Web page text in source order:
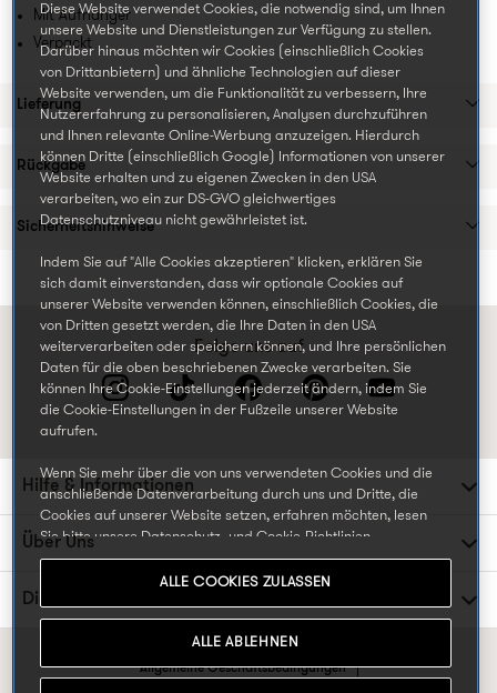
Mit Aufhänger
Verpackt
Lieferung
Rückgabe
Sicherheitshinweise
Folge uns auf
Hilfe & Informationen
Über Uns
Die TK Maxx Familie
Allgemeine Geschäftsbedingungen
Diese Website verwendet Cookies, die notwendig sind, um Ihnen
unsere Website und Dienstleistungen zur Verfügung zu stellen.
Darüber hinaus möchten wir Cookies (einschließlich Cookies
von Drittanbietern) und ähnliche Technologien auf dieser
Website verwenden, um die Funktionalität zu verbessern, Ihre
Nutzererfahrung zu personalisieren, Analysen durchzuführen
und Ihnen relevante Online-Werbung anzuzeigen. Hierdurch
können Dritte (einschließlich Google) Informationen von unserer
Website erhalten und zu eigenen Zwecken in den USA
verarbeiten, wo ein zur DS-GVO gleichwertiges
Datenschutzniveau nicht gewährleistet ist.
Indem Sie auf "Alle Cookies akzeptieren" klicken, erklären Sie
sich damit einverstanden, dass wir optionale Cookies auf
unserer Website verwenden können, einschließlich Cookies, die
von Dritten gesetzt werden, die Ihre Daten in den USA
weiterverarbeiten oder speichern können, und Ihre persönlichen
Daten für die oben beschriebenen Zwecke verarbeiten. Sie
können Ihre Cookie-Einstellungen jederzeit ändern, indem Sie
die Cookie-Einstellungen in der Fußzeile unserer Website
aufrufen.
Wenn Sie mehr über die von uns verwendeten Cookies und die
anschließende Datenverarbeitung durch uns und Dritte, die
Cookies auf unserer Website setzen, erfahren möchten, lesen
Sie bitte unsere Datenschutz- und Cookie-Richtlinien.
ALLE COOKIES ZULASSEN
ALLE ABLEHNEN